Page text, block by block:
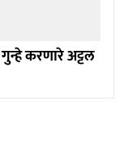
करणारे अट्टल